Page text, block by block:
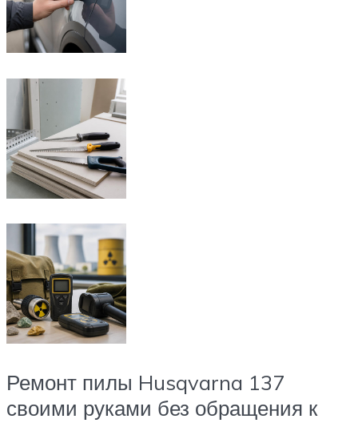
Ремонт пилы Husqvarna 137
своими руками без обращения к